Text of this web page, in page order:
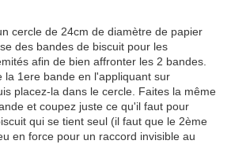
cercle de 24cm de diamètre de papier
des bandes de biscuit pour les
afin de bien affronter les 2 bandes.
la 1ere bande en l'appliquant sur
placez-la dans le cercle. Faites la même
et coupez juste ce qu'il faut pour
qui se tient seul (il faut que le 2ème
en force pour un raccord invisible au